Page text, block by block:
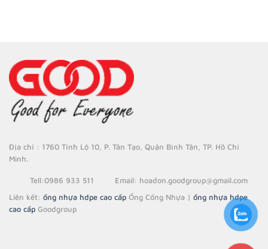
Địa chỉ : 1760 Tỉnh Lộ 10, P. Tân Tạo, Quận Bình Tân, TP. Hồ Chí
Minh.
Tell:0986 933 511 Email: hoadon.goodgroup@gmail.com
Liên kết: ống nhựa hdpe cao cấp Ống Cống Nhựa | ống nhựa hdpe
cao cấp Goodgroup